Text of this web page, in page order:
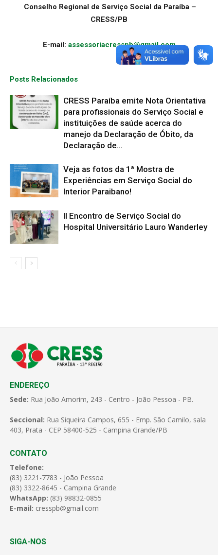
Conselho Regional de Serviço Social da Paraíba –
CRESS/PB
E-mail: assessoriacresspb@gmail.com
Posts Relacionados
CRESS Paraíba emite Nota Orientativa
para profissionais do Serviço Social e
instituições de saúde acerca do
manejo da Declaração de Óbito, da
Declaração de...
Veja as fotos da 1ª Mostra de
Experiências em Serviço Social do
Interior Paraibano!
II Encontro de Serviço Social do
Hospital Universitário Lauro Wanderley
ENDEREÇO
Sede: Rua João Amorim, 243 - Centro - João Pessoa - PB.
Seccional: Rua Siqueira Campos, 655 - Emp. São Camilo, sala
403, Prata - CEP 58400-525 - Campina Grande/PB
CONTATO
Telefone:
(83) 3221-7783 - João Pessoa
(83) 3322-8645 - Campina Grande
WhatsApp: (83) 98832-0855
E-mail: cresspb@gmail.com
SIGA-NOS